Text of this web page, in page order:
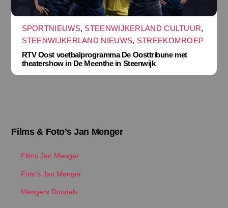
SPORTNIEUWS, STEENWIJKERLAND CULTUUR,
STEENWIJKERLAND NIEUWS, STREEKOMROEP
RTV Oost voetbalprogramma De Oosttribune met
theatershow in De Meenthe in Steenwijk
Films & Foto’s Jan Menger
Films Jan Menger
Foto’s Jan Menger
Mengers Doodels